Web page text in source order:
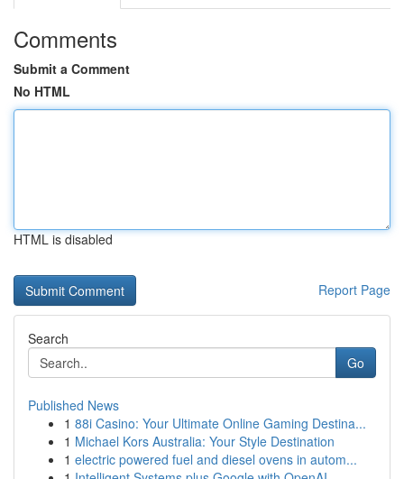
Comments
Submit a Comment
No HTML
HTML is disabled
Report Page
Search
Go
Published News
1 88i Casino: Your Ultimate Online Gaming Destina...
1 Michael Kors Australia: Your Style Destination
1 electric powered fuel and diesel ovens in autom...